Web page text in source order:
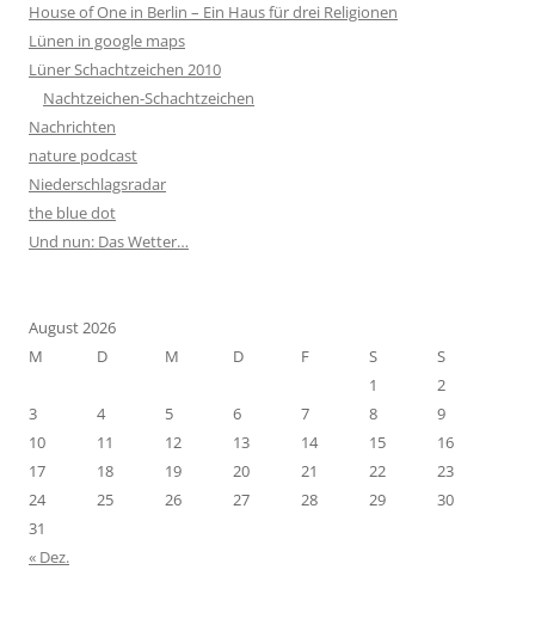
House of One in Berlin – Ein Haus für drei Religionen
Lünen in google maps
Lüner Schachtzeichen 2010
Nachtzeichen-Schachtzeichen
Nachrichten
nature podcast
Niederschlagsradar
the blue dot
Und nun: Das Wetter…
August 2026
M
D M D F S
S
1
2
3
4 5 6 7 8
9
10
11 12 13 14 15
16
17
18 19 20 21 22
23
24
25 26 27 28 29
30
31
« Dez.